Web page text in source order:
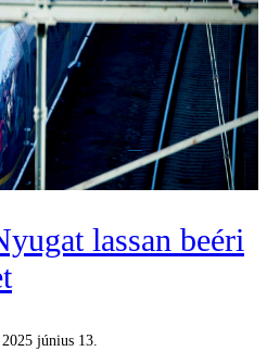
lassan beéri
2025 június 13.